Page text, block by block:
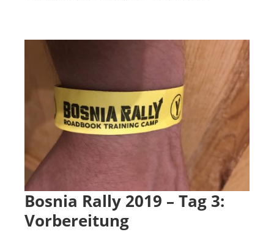
Bosnia Rally 2019 – Tag 3:
Vorbereitung